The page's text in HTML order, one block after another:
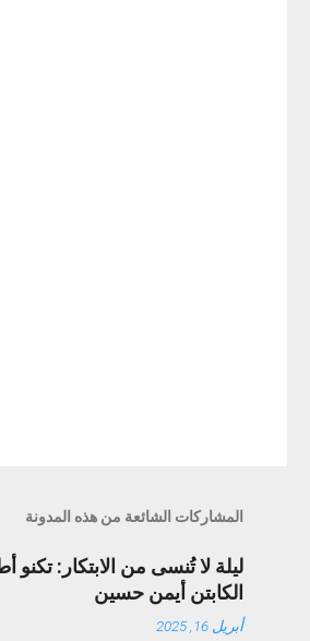
المشاركات الشائعة من هذه المدونة
الكابتن أيمن حسين
أبريل 16, 2025